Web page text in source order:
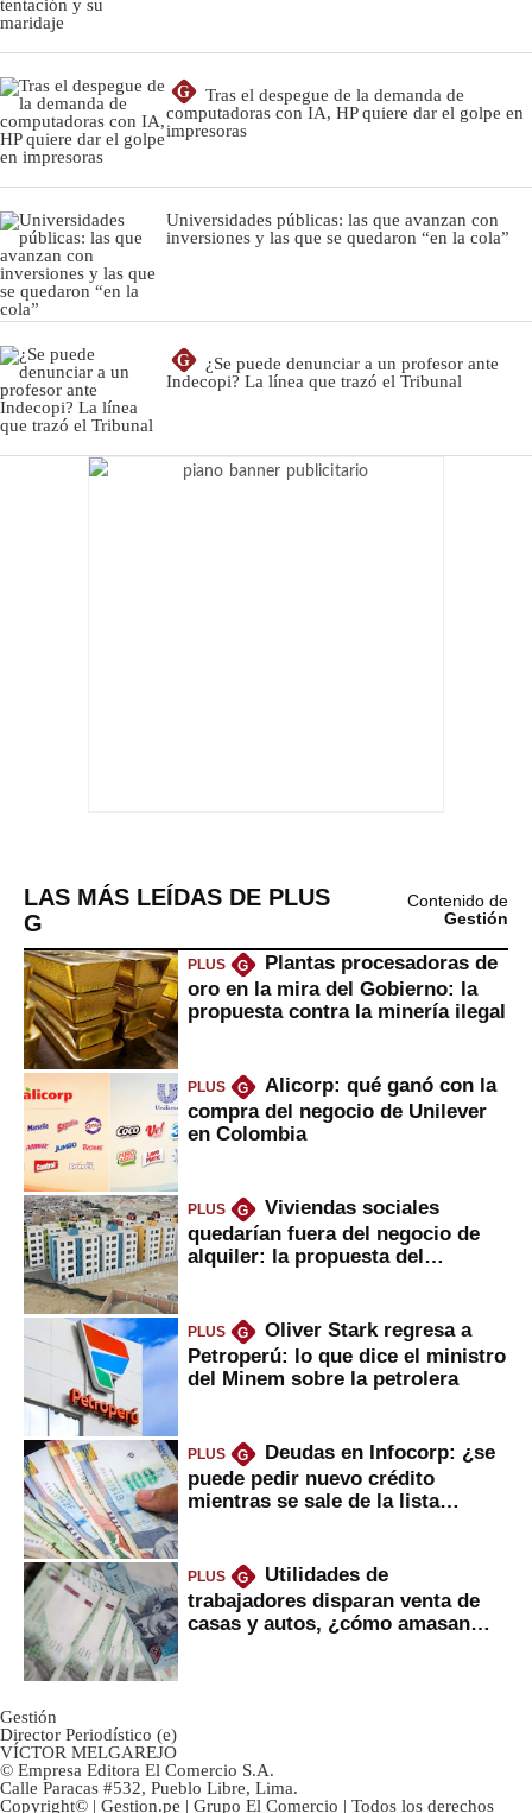
G
Tras el despegue de la demanda de
computadoras con IA, HP quiere dar el golpe en
impresoras
Universidades públicas: las que avanzan con
inversiones y las que se quedaron “en la cola”
G
¿Se puede denunciar a un profesor ante
Indecopi? La línea que trazó el Tribunal
LAS MÁS LEÍDAS DE PLUS
G
Contenido de
Gestión
PLUS G
Plantas procesadoras de
oro en la mira del Gobierno: la
propuesta contra la minería ilegal
PLUS G
Alicorp: qué ganó con la
compra del negocio de Unilever
en Colombia
PLUS G
Viviendas sociales
quedarían fuera del negocio de
alquiler: la propuesta del
PLUS G
Oliver Stark regresa a
Petroperú: lo que dice el ministro
del Minem sobre la petrolera
PLUS G
Deudas en Infocorp: ¿se
puede pedir nuevo crédito
mientras se sale de la lista
PLUS G
Utilidades de
trabajadores disparan venta de
casas y autos, ¿cómo amasan
Gestión
Director Periodístico (e)
VÍCTOR MELGAREJO
© Empresa Editora El Comercio S.A.
Calle Paracas #532, Pueblo Libre, Lima.
Copyright© | Gestion.pe | Grupo El Comercio | Todos los derechos